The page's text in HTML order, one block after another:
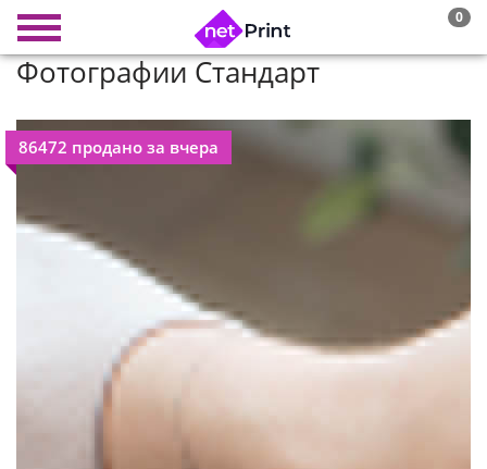
0
Фотографии Стандарт
86472 продано за вчера